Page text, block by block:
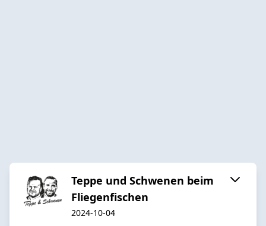
Teppe und Schwenen beim
Fliegenfischen
2024-10-04